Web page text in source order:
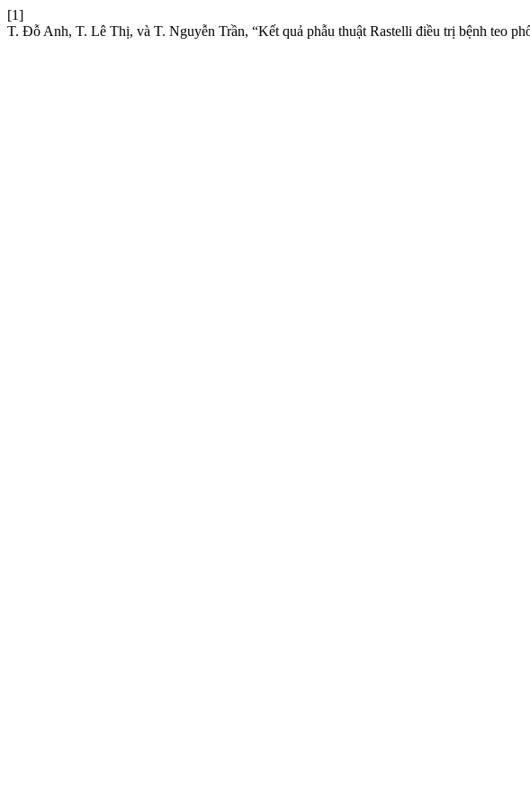
[1]
T. Đỗ Anh, T. Lê Thị, và T. Nguyễn Trần, “Kết quả phẫu thuật Rastelli điều trị bệnh teo